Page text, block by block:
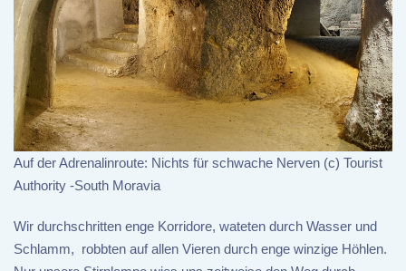
Auf der Adrenalinroute: Nichts für schwache Nerven (c) Tourist
Authority -South Moravia
Wir durchschritten enge Korridore, wateten durch Wasser und
Schlamm, robbten auf allen Vieren durch enge winzige Höhlen.